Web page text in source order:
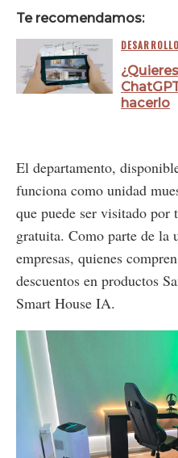
Te recomendamos:
hacerlo
El departamento,
funciona como unidad
que puede ser visitado
gratuita. Como parte de la
empresas, quienes
descuentos en productos
Smart House IA.